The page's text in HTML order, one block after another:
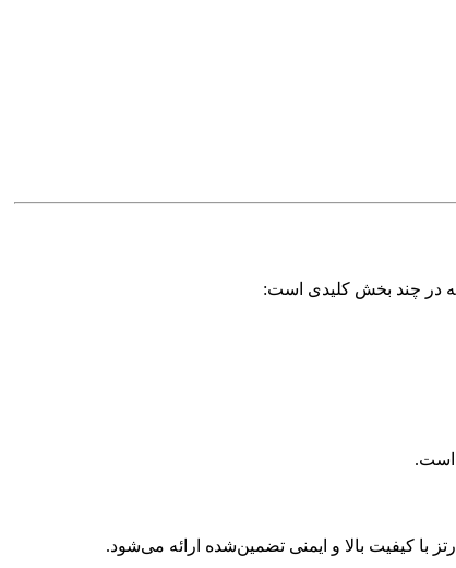
با کیفیت بالا و ایمنی تضمین‌شده ارائه می‌شود.